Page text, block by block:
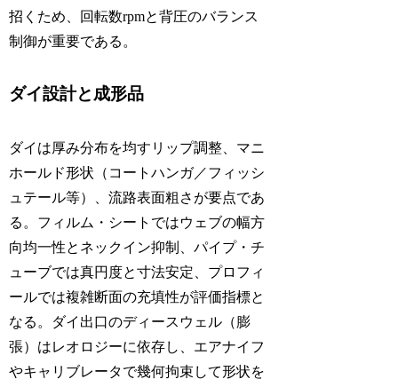
招くため、回転数rpmと背圧のバランス
制御が重要である。
ダイ設計と成形品
ダイは厚み分布を均すリップ調整、マニ
ホールド形状（コートハンガ／フィッシ
ュテール等）、流路表面粗さが要点であ
る。フィルム・シートではウェブの幅方
向均一性とネックイン抑制、パイプ・チ
ューブでは真円度と寸法安定、プロフィ
ールでは複雑断面の充填性が評価指標と
なる。ダイ出口のディースウェル（膨
張）はレオロジーに依存し、エアナイフ
やキャリブレータで幾何拘束して形状を